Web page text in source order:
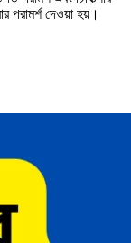
পরামর্শ দেওয়া হয়।